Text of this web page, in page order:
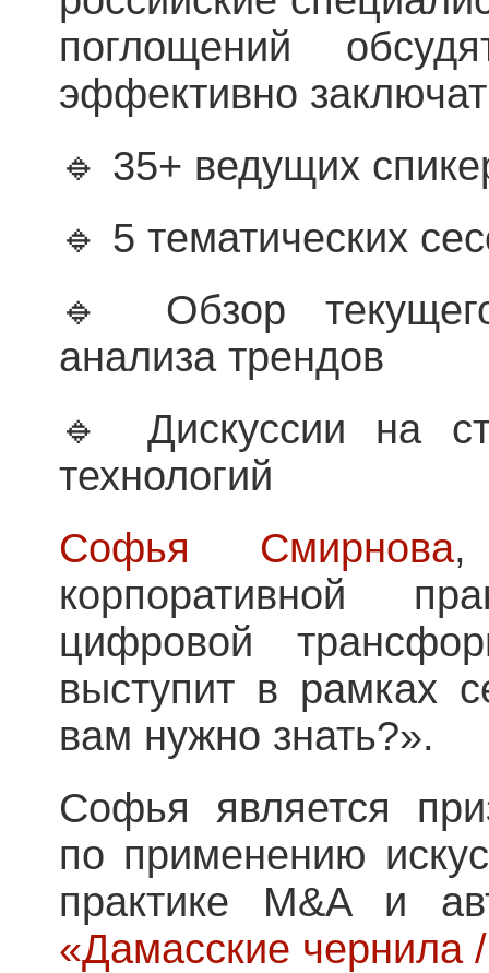
поглощений
эффективно
🔹 35+ ведущих
🔹 5 тематических
🔹 Обзор
анализа трендов
🔹 Дискуссии на
технологий
Софья Смирнова,
корпоративной
цифровой
выступит в рамках
вам нужно знать?».
Софья является
по применению
практике M&A и
«Дамасские чернила